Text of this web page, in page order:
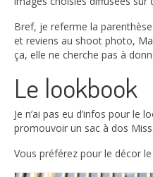
Bref, je referme la
et reviens au shoot photo,
ça, elle ne cherche pas à
Le lookbook
Je n’ai pas eu d’infos pour
promouvoir un sac à dos
Vous préférez pour le décor le